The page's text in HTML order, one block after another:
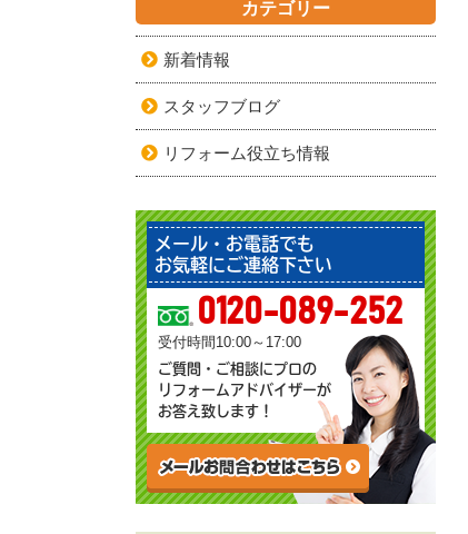
カテゴリー
新着情報
スタッフブログ
リフォーム役立ち情報
メール・お電話でも
お気軽にご連絡下さい
0120-089-252
受付時間10:00～17:00
ご質問・ご相談にプロの
リフォームアドバイザーが
お答え致します！